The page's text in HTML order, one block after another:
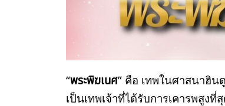
“พระพิฆเนศ” คือ เทพในศาสนาฮิ
เป็นเทพเจ้าที่ได้รับการเคารพสูง